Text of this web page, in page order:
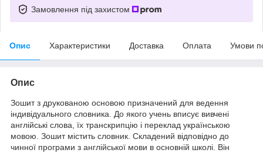
Замовлення під захистом
Опис Характеристики Доставка Оплата Умови
Опис
Зошит з друкованою основою призначений для ведення
індивідуального словника. До якого учень вписує вивчені
англійські слова, їх транскрипцію і переклад українською
мовою. Зошит містить словник. Складений відповідно до
чинної програми з англійської мови в основній школі. Він